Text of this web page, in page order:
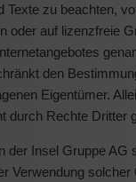
Texte zu beachten,
oder auf lizenzfreie
den
Eigentümer.
durch Rechte Dritter
der Insel Gruppe AG
Verwendung